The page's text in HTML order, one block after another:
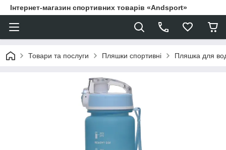
Інтернет-магазин спортивних товарів «Andsport»
Товари та послуги Пляшки спортивні Пляшка для